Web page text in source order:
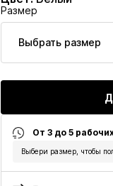
Размер
Выбрать размер
От 3 до 5
Выбери размер, чтобы